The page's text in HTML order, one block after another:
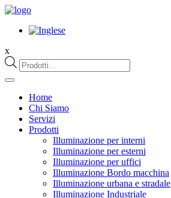
x
Products
search
Home
Chi Siamo
Servizi
Prodotti
Illuminazione per interni
Illuminazione per esterni
Illuminazione per uffici
Illuminazione Bordo macchina
Illuminazione urbana e stradale
Illuminazione Industriale